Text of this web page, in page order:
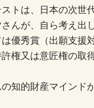
トは、日本の次世
んが、自ら考え出
優秀賞（出願支援
権又は意匠権の取
知的財産マインド